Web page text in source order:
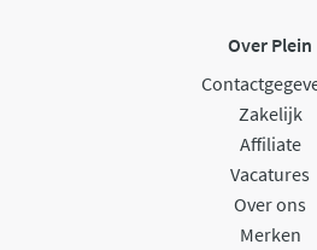
Over Plein
Zakelijk
Affiliate
Vacatures
Over ons
Merken